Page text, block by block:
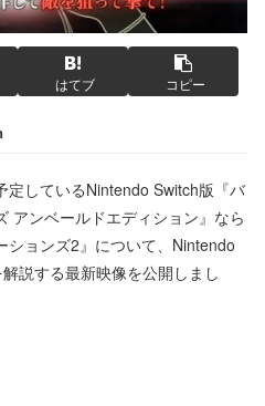
はてブ コピー
定しているNintendo Switch版『バ
アンベールドエディション』なら
ションズ2』について、Nintendo
説する最新映像を公開しまし